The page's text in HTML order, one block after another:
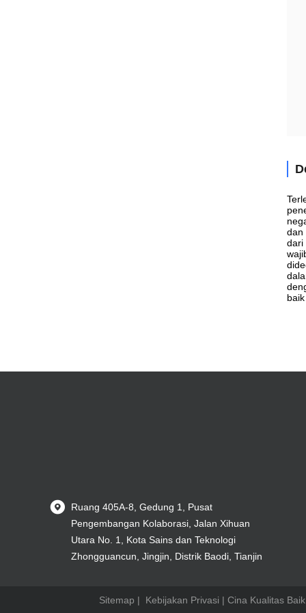
dan
dari
Ruang 405A-8, Gedung 1, Pusat
Pengembangan Kolaborasi, Jalan Xihuan
Utara No. 1, Kota Sains dan Teknologi
Zhongguancun, Jingjin, Distrik Baodi, Tianjin
Sitemap | Kebijakan Privasi | Cina Kualitas